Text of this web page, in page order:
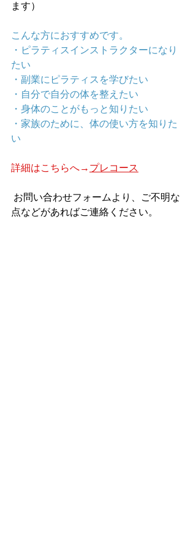
ます）
こんな方におすすめです。
・ピラティスインストラクターになり
たい
・副業にピラティスを学びたい
・自分で自分の体を整えたい
・身体のことがもっと知りたい
・家族のために、体の使い方を知りた
い
詳細はこちらへ→ プレコース
点などがあればご連絡ください。